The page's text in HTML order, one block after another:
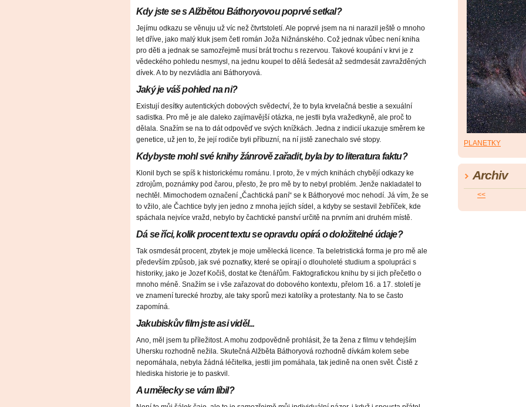
Kdy jste se s Alžbětou Báthoryovou poprvé setkal?
Jejímu odkazu se věnuju už víc než čtvrtstoletí. Ale poprvé jsem na ni narazil ještě o mnoho
let dříve, jako malý kluk jsem četl román Joža Nižnánského. Což jednak vůbec není kniha
pro děti a jednak se samozřejmě musí brát trochu s rezervou. Takové koupání v krvi je z
vědeckého pohledu nesmysl, na jednu koupel to dělá šedesát až sedmdesát zavražděných
dívek. A to by nezvládla ani Báthoryová.
Jaký je váš pohled na ni?
Existují desítky autentických dobových svědectví, že to byla krvelačná bestie a sexuální
sadistka. Pro mě je ale daleko zajímavější otázka, ne jestli byla vražedkyně, ale proč to
dělala. Snažím se na to dát odpověď ve svých knížkách. Jedna z indicií ukazuje směrem ke
genetice, už jen to, že její rodiče byli příbuzní, na ní jistě zanechalo své stopy.
Kdybyste mohl své knihy žánrově zařadit, byla by to literatura faktu?
Klonil bych se spíš k historickému románu. I proto, že v mých knihách chybějí odkazy ke
zdrojům, poznámky pod čarou, přesto, že pro mě by to nebyl problém. Jenže nakladatel to
nechtěl. Mimochodem označení „Čachtická paní“ se k Báthoryové moc nehodí. Já vím, že se
to vžilo, ale Čachtice byly jen jedno z mnoha jejích sídel, a kdyby se sestavil žebříček, kde
spáchala nejvíce vražd, nebylo by čachtické panství určitě na prvním ani druhém místě.
Dá se říci, kolik procent textu se opravdu opírá o doložitelné údaje?
Tak osmdesát procent, zbytek je moje umělecká licence. Ta beletristická forma je pro mě ale
především způsob, jak své poznatky, které se opírají o dlouholeté studium a spolupráci s
historiky, jako je Jozef Kočiš, dostat ke čtenářům. Faktografickou knihu by si jich přečetlo o
mnoho méně. Snažím se i vše zařazovat do dobového kontextu, přelom 16. a 17. století je
ve znamení turecké hrozby, ale taky sporů mezi katolíky a protestanty. Na to se často
zapomíná.
Jakubiskův film jste asi viděl...
Ano, měl jsem tu příležitost. A mohu zodpovědně prohlásit, že ta žena z filmu v tehdejším
Uhersku rozhodně nežila. Skutečná Alžběta Báthoryová rozhodně dívkám kolem sebe
nepomáhala, nebyla žádná léčitelka, jestli jim pomáhala, tak jedině na onen svět. Čistě z
hlediska historie je to paskvil.
A umělecky se vám líbil?
PLANETKY
Archiv
<<